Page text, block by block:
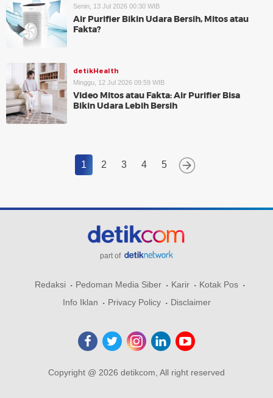
Senin, 13 Jul 2026 00:30 WIB
Air Purifier Bikin Udara Bersih, Mitos atau
Fakta?
detikHealth
Minggu, 12 Jul 2026 09:59 WIB
Video Mitos atau Fakta: Air Purifier Bisa
Bikin Udara Lebih Bersih
1 2 3 4 5
part of
Redaksi Pedoman Media Siber Karir
Kotak Pos
Info Iklan
Privacy Policy Disclaimer
Copyright @ 2026 detikcom, All right reserved